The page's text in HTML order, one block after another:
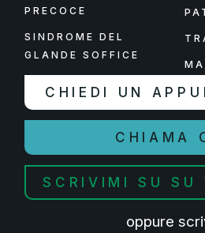
PRECOCE
SINDROME DEL
GLANDE SOFFICE
CHIEDI UN
CHIAMA
SCRIVIMI SU SU
oppure